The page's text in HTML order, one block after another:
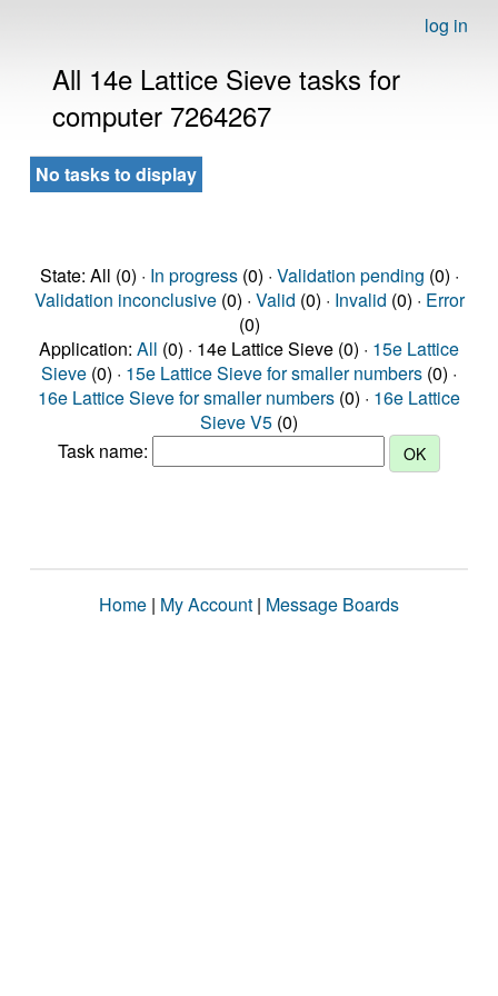
log in
All 14e Lattice Sieve tasks for
computer 7264267
No tasks to display
State: All (0) · In progress(0) · Validation pending (0) ·
Validation inconclusive(0) · Valid (0) · Invalid (0) · Error
(0)
Application: All (0) · 14e Lattice Sieve (0) · 15e Lattice
Sieve (0) · 15e Lattice Sieve for smaller numbers (0) ·
16e Lattice Sieve for smaller numbers (0) · 16e Lattice
Sieve V5 (0)
Task name:
Home | My Account | Message Boards